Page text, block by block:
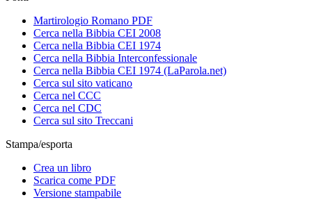
Martirologio Romano PDF
Cerca nella Bibbia CEI 2008
Cerca nella Bibbia CEI 1974
Cerca nella Bibbia Interconfessionale
Cerca nella Bibbia CEI 1974 (LaParola.net)
Cerca sul sito vaticano
Cerca nel CCC
Cerca nel CDC
Cerca sul sito Treccani
Stampa/esporta
Crea un libro
Scarica come PDF
Versione stampabile